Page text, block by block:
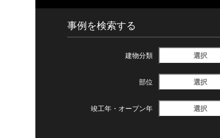
事例を検索する
建物分類 選択
部位 選択
竣工年・ オープン年 選択